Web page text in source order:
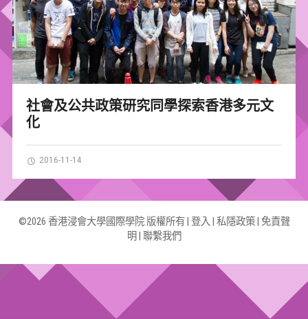
社會及公共政策研究同學探索香港多元文
化
2016-11-14
©2026 香港浸會大學國際學院 版權所有 | 登入 私隱政策| 免責聲
明 聯繫我們